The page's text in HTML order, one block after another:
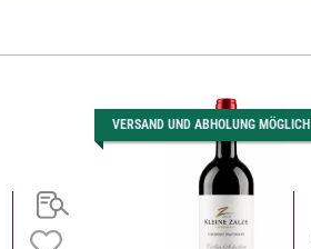
VERSAND UND ABHOLUNG MÖGLICH